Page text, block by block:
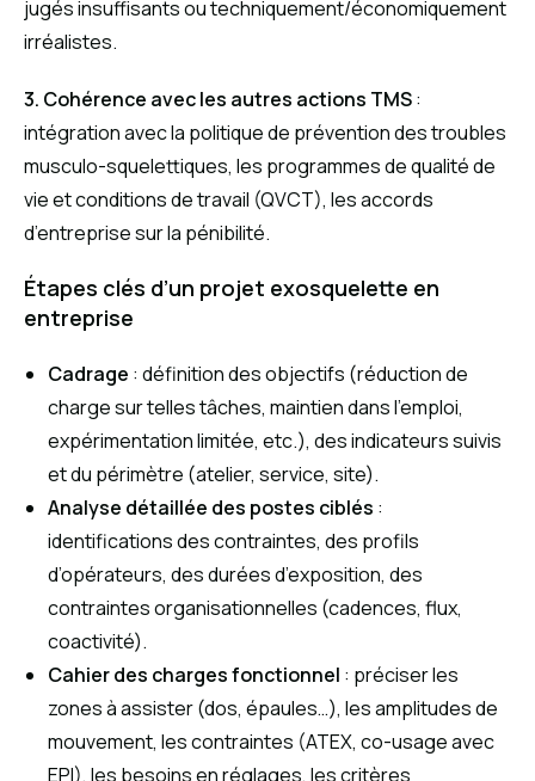
jugés insuffisants ou techniquement/économiquement
irréalistes.
3. Cohérence avec les autres actions TMS:
intégration avec la politique de prévention des troubles
musculo-squelettiques, les programmes de qualité de
vie et conditions de travail (QVCT), les accords
d’entreprise sur la pénibilité.
Étapes clés d’un projet exosquelette en
entreprise
Cadrage : définition des objectifs (réduction de
charge sur telles tâches, maintien dans l’emploi,
expérimentation limitée, etc.), des indicateurs suivis
et du périmètre (atelier, service, site).
Analyse détaillée des postes ciblés :
identifications des contraintes, des profils
d’opérateurs, des durées d’exposition, des
contraintes organisationnelles (cadences, flux,
coactivité).
Cahier des charges fonctionnel : préciser les
zones à assister (dos, épaules…), les amplitudes de
mouvement, les contraintes (ATEX, co-usage avec
EPI), les besoins en réglages, les critères